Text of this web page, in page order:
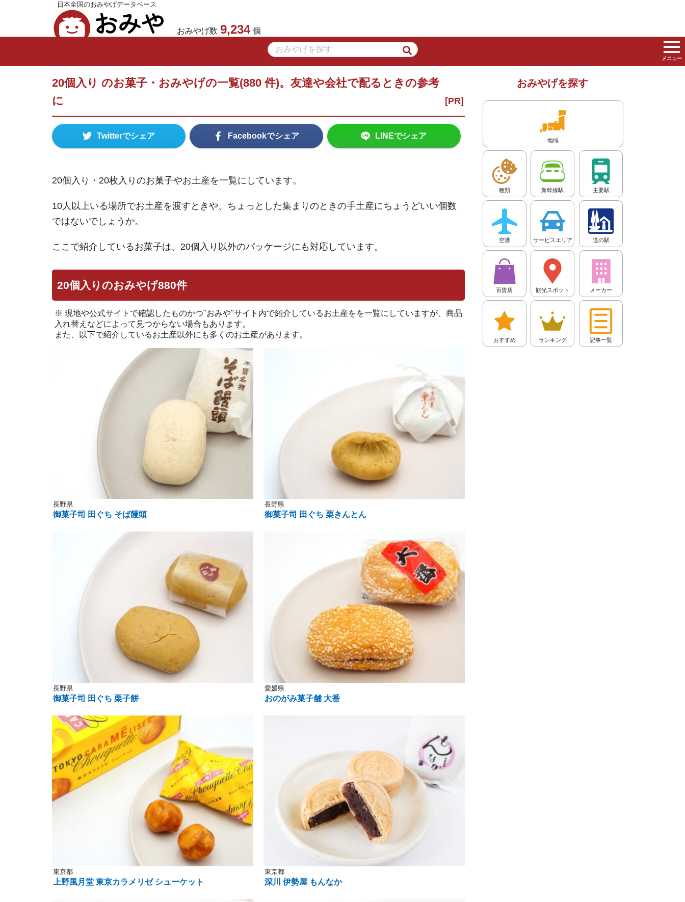
日本全国のおみやげデータベース
おみやげ数 9,234 個
メニュー
20個入り のお菓子・おみやげの一覧(880 件)。友達や会社で配るときの参考
に
Twitterでシェア Facebookでシェア LINEでシェア
20個入り・20枚入りのお菓子やお土産を一覧にしています。
10人以上いる場所でお土産を渡すときや、ちょっとした集まりのときの手土産にちょうどいい個数
ではないでしょうか。
ここで紹介しているお菓子は、20個入り以外のパッケージにも対応しています。
20個入りのおみやげ880件
※ 現地や公式サイトで確認したものかつ"おみや"サイト内で紹介しているお土産をを一覧にしていますが、商品
入れ替えなどによって見つからない場合もあります。
また、以下で紹介しているお土産以外にも多くのお土産があります。
長野県
御菓子司 田ぐち そば饅頭
長野県
御菓子司 田ぐち 栗きんとん
長野県
御菓子司 田ぐち 栗子餅
愛媛県
おのがみ菓子舗 大番
東京都
上野風月堂 東京カラメリゼ シューケット
東京都
深川 伊勢屋 もんなか
おみやげを探す
地域
種類 新幹線駅 主要駅
空港 サービスエリア 道の駅
百貨店 観光スポット メーカー
おすすめ ランキング 記事一覧